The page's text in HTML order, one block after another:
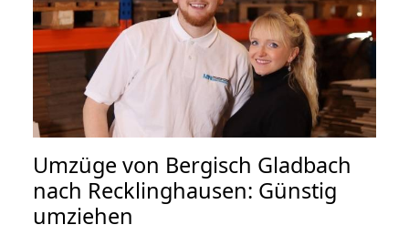
Umzüge von Bergisch Gladbach
nach Recklinghausen: Günstig
umziehen